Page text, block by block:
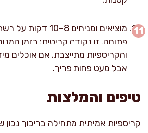
מוציאים ומניחים
פתוחה. זו נקודה קריטית: בזמן
והקריספיות מתייצבת. אם אוכלים
אבל מעט פחות פריך.
טיפים והמלצות
קריספיות אמיתית מתחילה בריכוך